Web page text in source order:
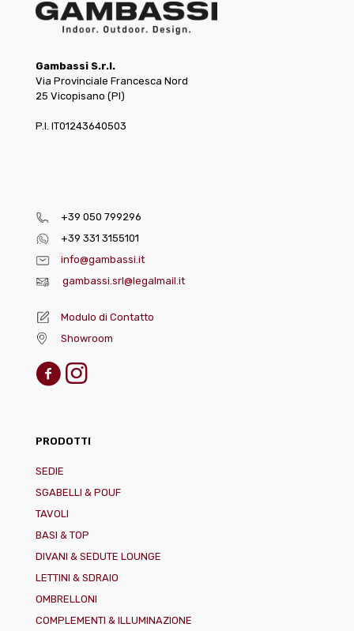
Gambassi S.r.l.
Via Provinciale Francesca Nord
25 Vicopisano (PI)
P.I. IT01243640503
+39 050 799296
+39 331 3155101
info@gambassi.it
gambassi.srl@legalmail.it
Modulo di Contatto
Showroom
PRODOTTI
SEDIE
SGABELLI & POUF
TAVOLI
BASI & TOP
DIVANI & SEDUTE LOUNGE
LETTINI & SDRAIO
OMBRELLONI
COMPLEMENTI & ILLUMINAZIONE